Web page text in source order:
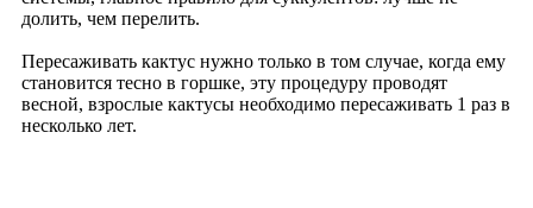
долить, чем перелить.
Пересаживать кактус нужно только в том случае, когда ему
становится тесно в горшке, эту процедуру проводят
весной, взрослые кактусы необходимо пересаживать 1 раз в
несколько лет.